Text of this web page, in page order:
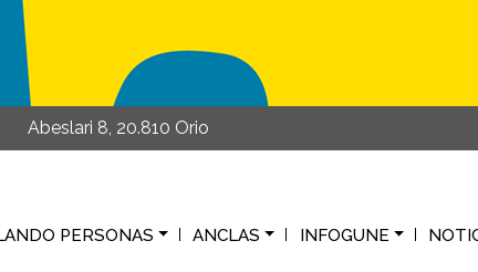
Abeslari 8, 20.810 Orio
PERSONAS ANCLAS INFOGUNE